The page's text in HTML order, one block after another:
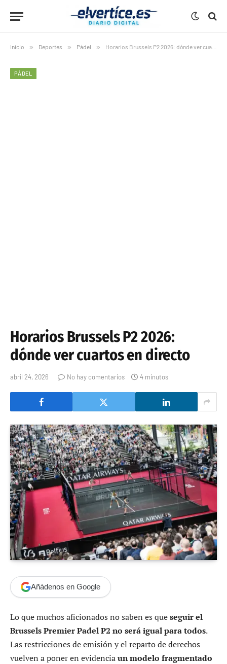
Inicio » Deportes » Pádel » Horarios Brussels P2 2026: dónde ver cuartos en directo
PÁDEL
Horarios Brussels P2 2026:
dónde ver cuartos en directo
abril 24, 2026 No hay comentarios 4 minutos
Añádenos en Google
Lo que muchos aficionados no saben es queseguir el
Brussels Premier Padel P2 no será igual para todos.
Las restricciones de emisión y el reparto de derechos
vuelven a poner en evidenciaun modelo fragmentado